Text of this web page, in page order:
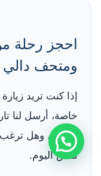
احجز رحلة
ومتحف دالي
إذا كنت تريد
خاصة، أرسل لنا
الفندق، وهل
نفس اليوم.